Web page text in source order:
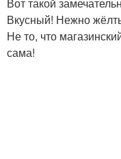
Вот такой
Вкусный! Нежно
Не то, что
сама!